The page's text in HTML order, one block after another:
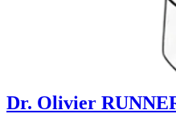
Dr. Olivier